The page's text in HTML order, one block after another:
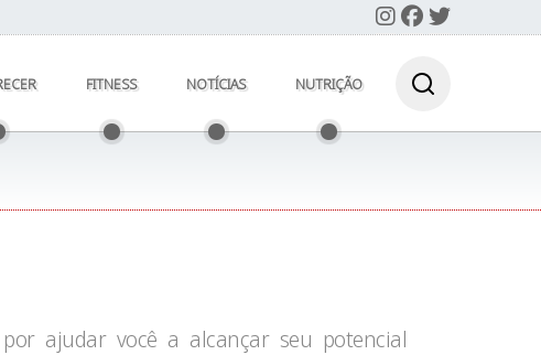
FITNESS NOTÍCIAS NUTRIÇÃO
ajudar você a alcançar seu potencial